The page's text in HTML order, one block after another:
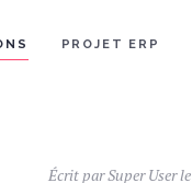
PROJET ERP
Écrit par Super User le